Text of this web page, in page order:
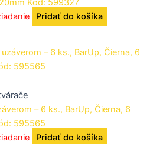
Kód: 599327
Pridať do košíka
– 6 ks., BarUp, Čierna, 6
595565
Pridať do košíka